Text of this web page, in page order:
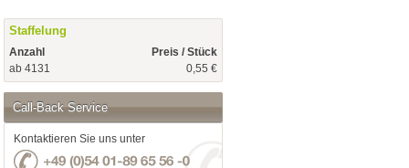
Staffelung
Anzahl
Preis / Stück
ab 4131
0,55 €
Call-Back Service
Kontaktieren Sie uns unter